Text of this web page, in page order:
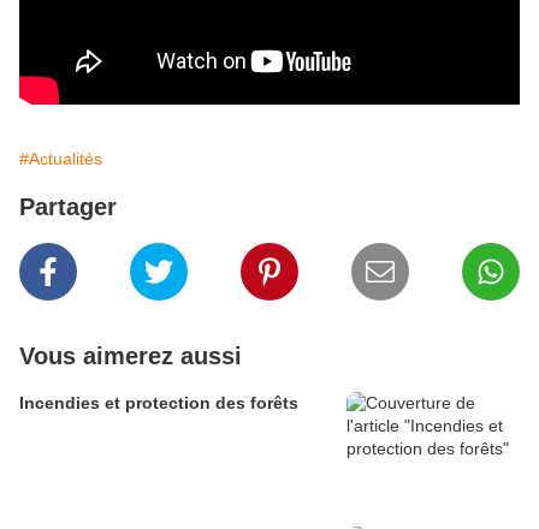
#Actualités
Partager
Vous aimerez aussi
Incendies et protection des forêts